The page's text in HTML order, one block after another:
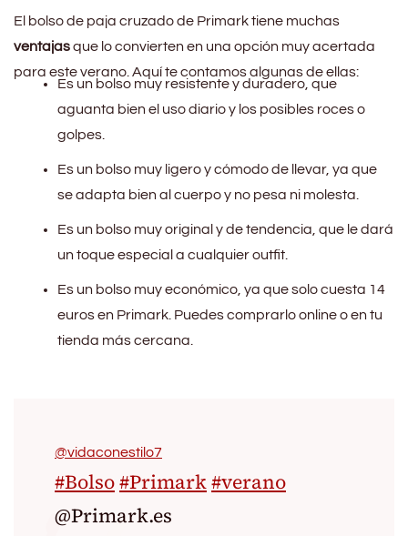
El bolso de paja cruzado de Primark tiene muchas
ventajasque lo convierten en una opción muy acertada
para este verano. Aquí te contamos algunas de ellas:
Es un bolso muy resistente y duradero, que
aguanta bien el uso diario y los posibles roces o
golpes.
Es un bolso muy ligero y cómodo de llevar, ya que
se adapta bien al cuerpo y no pesa ni molesta.
Es un bolso muy original y de tendencia, que le dará
un toque especial a cualquier outfit.
Es un bolso muy económico, ya que solo cuesta 14
euros en Primark. Puedes comprarlo online o en tu
tienda más cercana.
@vidaconestilo7
#Bolso#Primark#verano
@Primark.es